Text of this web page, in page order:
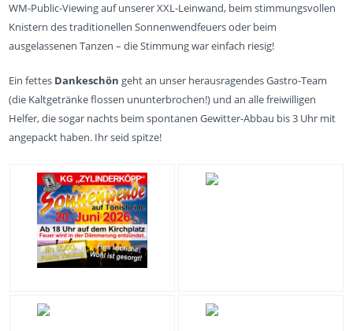
WM-Public-Viewing auf unserer XXL-Leinwand, beim stimmungsvollen
Knistern des traditionellen Sonnenwendfeuers oder beim
ausgelassenen Tanzen – die Stimmung war einfach riesig!
Ein fettes Dankeschön geht an unser herausragendes Gastro-Team
(die Kaltgetränke flossen ununterbrochen!) und an alle freiwilligen
Helfer, die sogar nachts beim spontanen Gewitter-Abbau bis 3 Uhr mit
angepackt haben. Ihr seid spitze!